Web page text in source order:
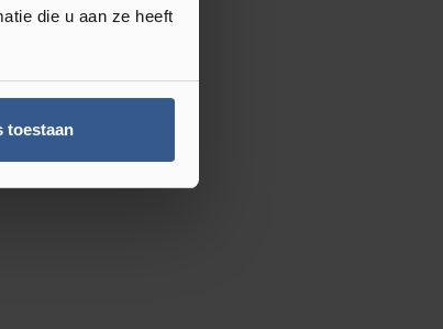
die u aan ze heeft
toestaan